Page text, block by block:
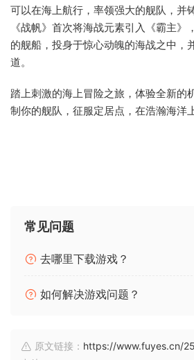
可以在海上航行，率领强大的舰队，并
《战帆》首次将海战元素引入《霸主》
的舰船，投身于惊心动魄的海战之中，
道。
踏上刺激的海上冒险之旅，体验全新的
制你的舰队，征服定居点，在浩瀚海洋
常见问题
去哪里下载游戏？
如何解决游戏问题？
原文链接： https://www.fuyes.cn/